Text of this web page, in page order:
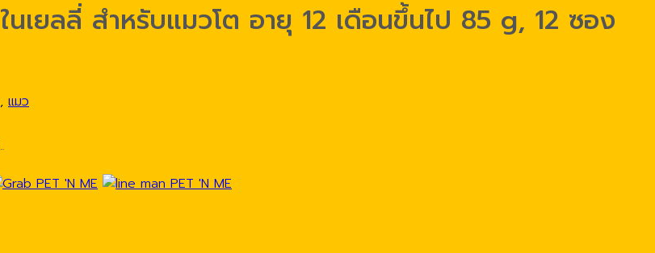
เยลลี่ สำหรับแมวโต อายุ 12 เดือนขึ้นไป 85 g, 12 ซอง
, แมว